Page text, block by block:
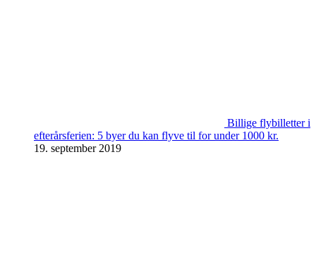
Billige flybilletter i
efterårsferien: 5 byer du kan flyve til for under 1000 kr.
19. september 2019